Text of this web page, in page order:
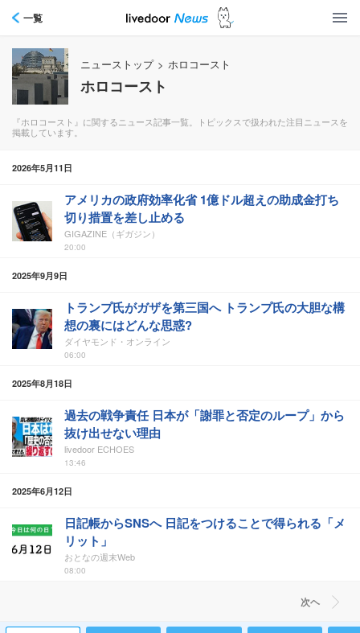
一覧
ニューストップ > ホロコースト
ホロコースト
『ホロコースト』に関するニュース記事一覧。トピックスで扱われた注目ニュースを
掲載しています。
2026年5月11日
アメリカの政府効率化省 1億ドル超えの助成金打ち
切り措置を差し止める
GIGAZINE（ギガジン）
20:00
2025年9月9日
トランプ氏がガザを第三国へ トランプ氏の大胆な構
想の裏にはどんな思惑?
ダイヤモンド・オンライン
06:00
2025年8月18日
過去の戦争責任 日本が「謝罪と否定のループ」から
抜け出せない理由
livedoor ECHOES
13:46
2025年6月12日
日記帳からSNSへ 日記をつけることで得られる「メ
リット」
おとなの週末Web
08:00
次ヘ